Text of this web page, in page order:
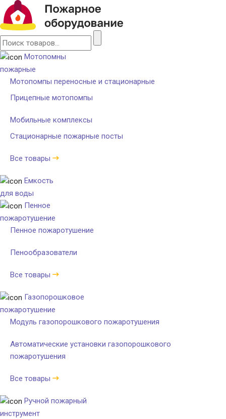
Мотопомны
пожарные
Мотопомпы переносные и стационарные
Прицепные мотопомпы
Мобильные комплексы
Стационарные пожарные посты
Все товары
Емкость
для воды
Пенное
пожаротушение
Пенное пожаротушение
Пенообразователи
Все товары
Газопорошковое
пожаротушение
Модуль газопорошкового пожаротушения
Автоматические установки газопорошкового
пожаротушения
Все товары
Ручной пожарный
инструмент